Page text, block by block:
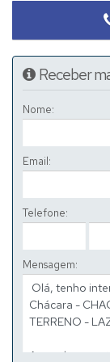
Receber
Nome:
Email:
Telefone:
Mensagem: